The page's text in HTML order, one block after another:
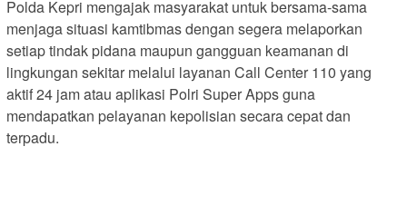
Polda Kepri mengajak masyarakat untuk bersama-sama
menjaga situasi kamtibmas dengan segera melaporkan
setiap tindak pidana maupun gangguan keamanan di
lingkungan sekitar melalui layanan Call Center 110 yang
aktif 24 jam atau aplikasi Polri Super Apps guna
mendapatkan pelayanan kepolisian secara cepat dan
terpadu.